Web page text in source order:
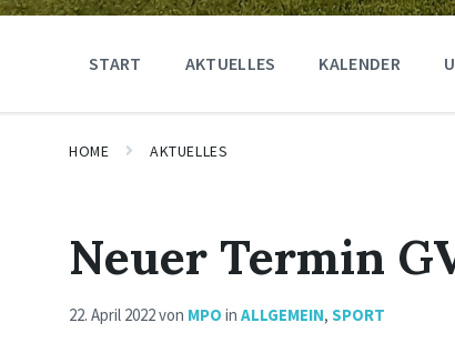
START AKTUELLES KALENDER
HOME AKTUELLES
Neuer Termin
22. April 2022von MPO in ALLGEMEIN, SPORT